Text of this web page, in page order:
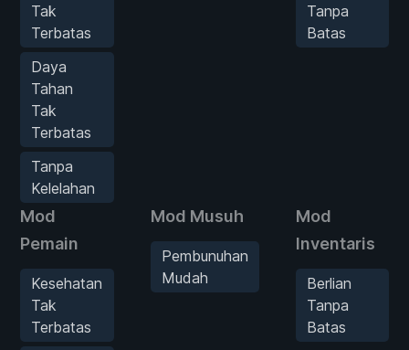
Tak
Terbatas
Daya
Tahan
Tak
Terbatas
Tanpa
Kelelahan
Tanpa
Batas
Mod
Pemain
Kesehatan
Tak
Terbatas
Mod Musuh
Pembunuhan
Mudah
Mod
Inventaris
Berlian
Tanpa
Batas